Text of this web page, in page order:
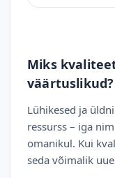
Miks
väärtuslikud?
Lühikesed ja
ressurss – iga
omanikul. Kui
seda võimalik